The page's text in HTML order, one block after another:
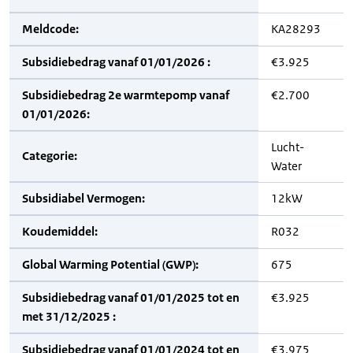
Meldcode: KA28293
Subsidiebedrag vanaf 01/01/2026 : €3.925
Subsidiebedrag 2e warmtepomp vanaf
01/01/2026:
€2.700
Categorie:
Lucht-
Water
Subsidiabel Vermogen: 12kW
Koudemiddel: R032
Global Warming Potential (GWP): 675
Subsidiebedrag vanaf 01/01/2025 tot en
met 31/12/2025 :
€3.925
Subsidiebedrag vanaf 01/01/2024 tot en €3.975